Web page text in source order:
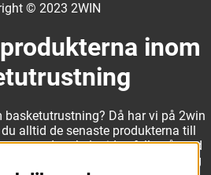
© 2023 2WIN
inom
Då har vi på 2win
alltid de senaste produkterna till
med att hela tiden fylla på med
gör oss till ett naturligt val för dig